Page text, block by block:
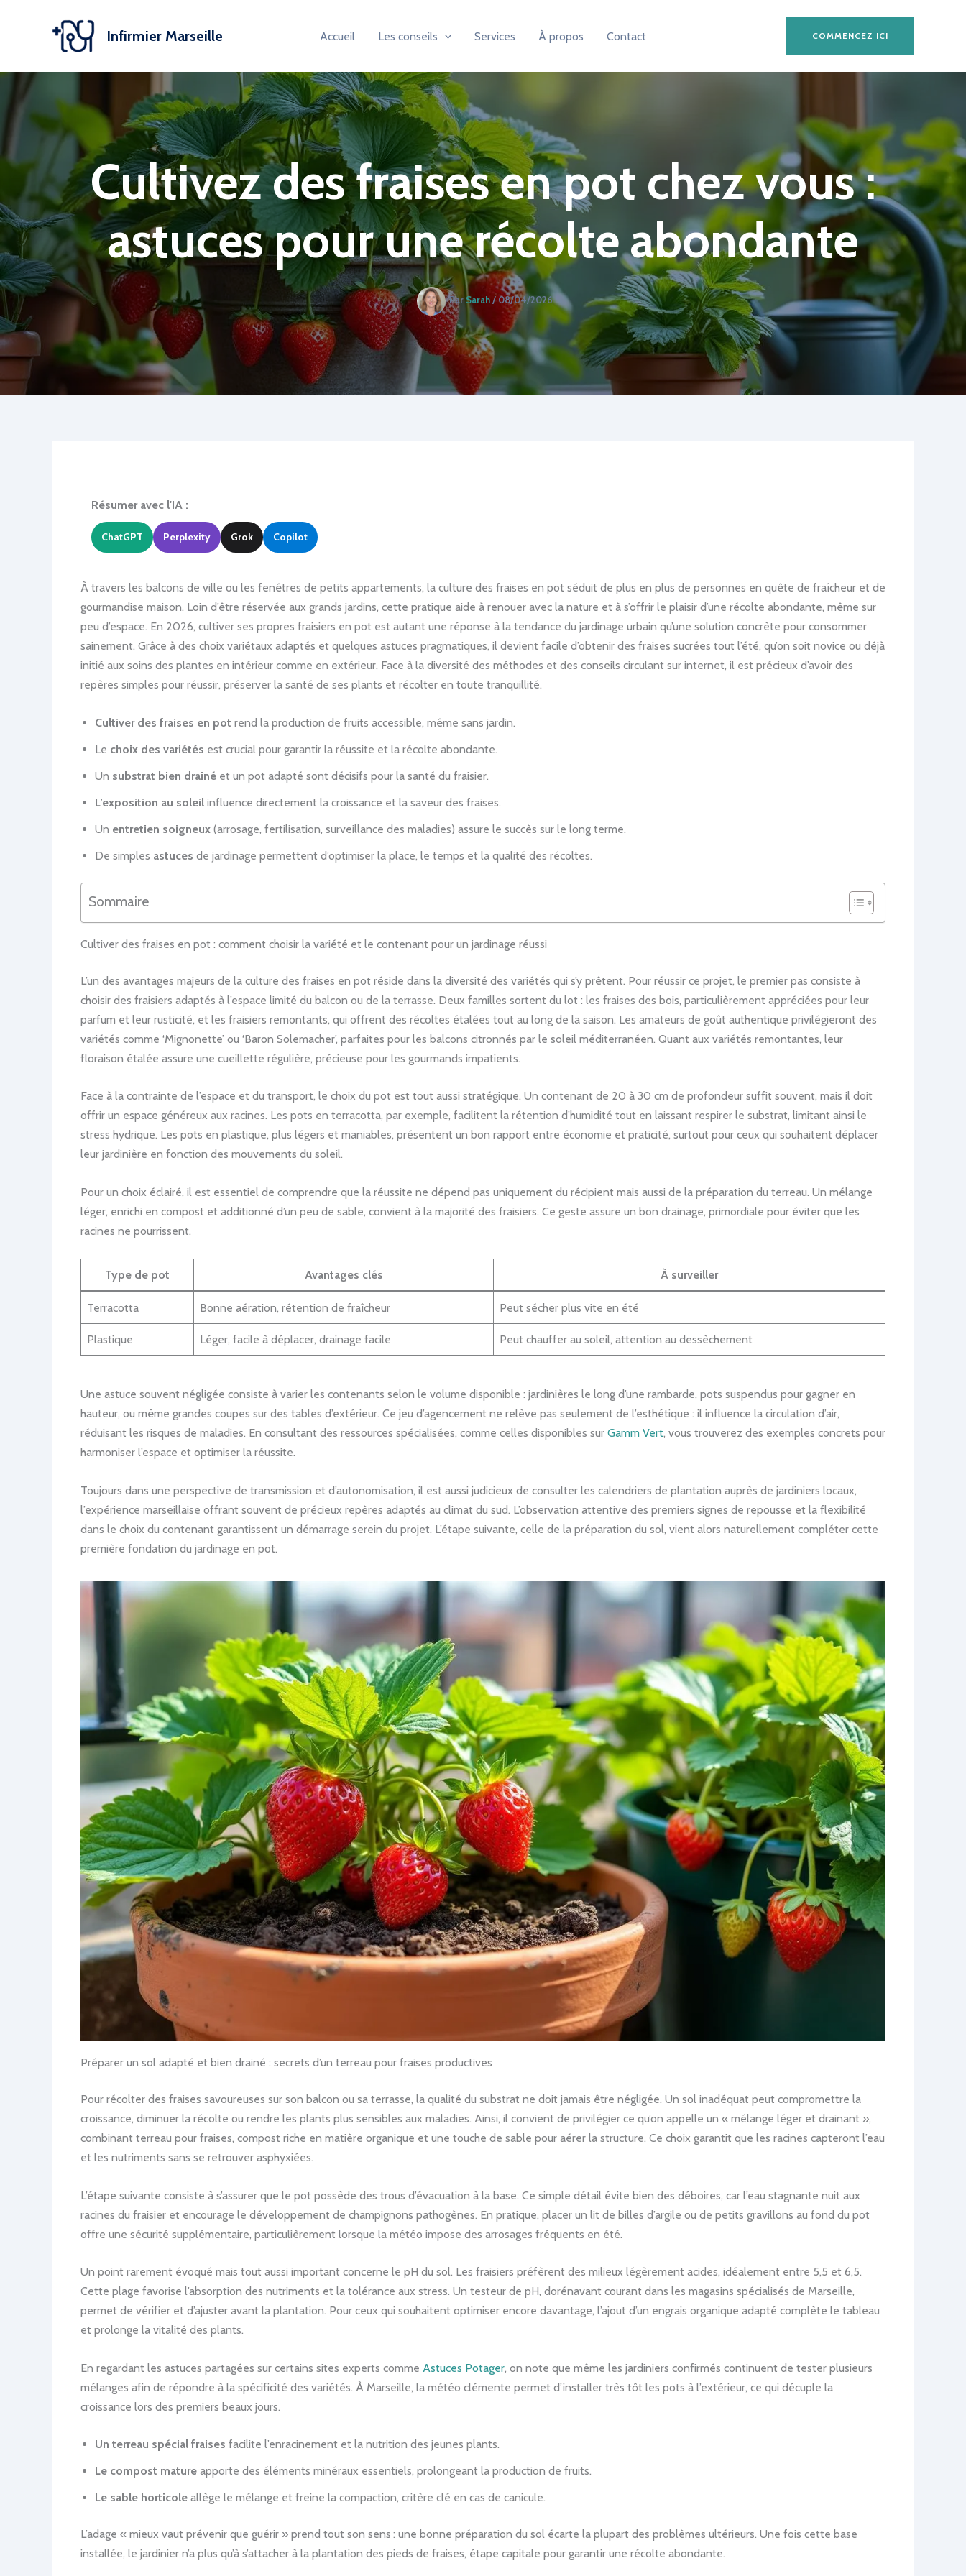
Infirmier Marseille Accueil Les conseils Services À propos Contact COMMENCEZ ICI
Cultivez des fraises en pot chez vous :
astuces pour une récolte abondante
ParSarah/ 08/04/2026
Résumer avec l'IA :
ChatGPT Perplexity Grok Copilot
À travers les balcons de ville ou les fenêtres de petits appartements, la culture des fraises en pot séduit de plus en plus de personnes en quête de fraîcheur et de
gourmandise maison. Loin d’être réservée aux grands jardins, cette pratique aide à renouer avec la nature et à s’offrir le plaisir d’une récolte abondante, même sur
peu d’espace. En 2026, cultiver ses propres fraisiers en pot est autant une réponse à la tendance du jardinage urbain qu’une solution concrète pour consommer
sainement. Grâce à des choix variétaux adaptés et quelques astuces pragmatiques, il devient facile d’obtenir des fraises sucrées tout l’été, qu’on soit novice ou déjà
initié aux soins des plantes en intérieur comme en extérieur. Face à la diversité des méthodes et des conseils circulant sur internet, il est précieux d’avoir des
repères simples pour réussir, préserver la santé de ses plants et récolter en toute tranquillité.
Cultiver des fraises en pot rend la production de fruits accessible, même sans jardin.
Le choix des variétés est crucial pour garantir la réussite et la récolte abondante.
Un substrat bien drainé et un pot adapté sont décisifs pour la santé du fraisier.
L’exposition au soleil influence directement la croissance et la saveur des fraises.
Un entretien soigneux (arrosage, fertilisation, surveillance des maladies) assure le succès sur le long terme.
De simples astuces de jardinage permettent d’optimiser la place, le temps et la qualité des récoltes.
Sommaire
Cultiver des fraises en pot : comment choisir la variété et le contenant pour un jardinage réussi
L’un des avantages majeurs de la culture des fraises en pot réside dans la diversité des variétés qui s’y prêtent. Pour réussir ce projet, le premier pas consiste à
choisir des fraisiers adaptés à l’espace limité du balcon ou de la terrasse. Deux familles sortent du lot : les fraises des bois, particulièrement appréciées pour leur
parfum et leur rusticité, et les fraisiers remontants, qui offrent des récoltes étalées tout au long de la saison. Les amateurs de goût authentique privilégieront des
variétés comme ‘Mignonette’ ou ‘Baron Solemacher’, parfaites pour les balcons citronnés par le soleil méditerranéen. Quant aux variétés remontantes, leur
floraison étalée assure une cueillette régulière, précieuse pour les gourmands impatients.
Face à la contrainte de l’espace et du transport, le choix du pot est tout aussi stratégique. Un contenant de 20 à 30 cm de profondeur suffit souvent, mais il doit
offrir un espace généreux aux racines. Les pots en terracotta, par exemple, facilitent la rétention d’humidité tout en laissant respirer le substrat, limitant ainsi le
stress hydrique. Les pots en plastique, plus légers et maniables, présentent un bon rapport entre économie et praticité, surtout pour ceux qui souhaitent déplacer
leur jardinière en fonction des mouvements du soleil.
Pour un choix éclairé, il est essentiel de comprendre que la réussite ne dépend pas uniquement du récipient mais aussi de la préparation du terreau. Un mélange
léger, enrichi en compost et additionné d’un peu de sable, convient à la majorité des fraisiers. Ce geste assure un bon drainage, primordiale pour éviter que les
racines ne pourrissent.
Type de pot Avantages clés À surveiller
Terracotta Bonne aération, rétention de fraîcheur Peut sécher plus vite en été
Plastique Léger, facile à déplacer, drainage facile Peut chauffer au soleil, attention au dessèchement
Une astuce souvent négligée consiste à varier les contenants selon le volume disponible : jardinières le long d’une rambarde, pots suspendus pour gagner en
hauteur, ou même grandes coupes sur des tables d’extérieur. Ce jeu d’agencement ne relève pas seulement de l’esthétique : il influence la circulation d’air,
réduisant les risques de maladies. En consultant des ressources spécialisées, comme celles disponibles sur Gamm Vert, vous trouverez des exemples concrets pour
harmoniser l’espace et optimiser la réussite.
Toujours dans une perspective de transmission et d’autonomisation, il est aussi judicieux de consulter les calendriers de plantation auprès de jardiniers locaux,
l’expérience marseillaise offrant souvent de précieux repères adaptés au climat du sud. L’observation attentive des premiers signes de repousse et la flexibilité
dans le choix du contenant garantissent un démarrage serein du projet. L’étape suivante, celle de la préparation du sol, vient alors naturellement compléter cette
première fondation du jardinage en pot.
Préparer un sol adapté et bien drainé : secrets d’un terreau pour fraises productives
Pour récolter des fraises savoureuses sur son balcon ou sa terrasse, la qualité du substrat ne doit jamais être négligée. Un sol inadéquat peut compromettre la
croissance, diminuer la récolte ou rendre les plants plus sensibles aux maladies. Ainsi, il convient de privilégier ce qu’on appelle un « mélange léger et drainant »,
combinant terreau pour fraises, compost riche en matière organique et une touche de sable pour aérer la structure. Ce choix garantit que les racines capteront l’eau
et les nutriments sans se retrouver asphyxiées.
L’étape suivante consiste à s’assurer que le pot possède des trous d’évacuation à la base. Ce simple détail évite bien des déboires, car l’eau stagnante nuit aux
racines du fraisier et encourage le développement de champignons pathogènes. En pratique, placer un lit de billes d’argile ou de petits gravillons au fond du pot
offre une sécurité supplémentaire, particulièrement lorsque la météo impose des arrosages fréquents en été.
Un point rarement évoqué mais tout aussi important concerne le pH du sol. Les fraisiers préfèrent des milieux légèrement acides, idéalement entre 5,5 et 6,5.
Cette plage favorise l’absorption des nutriments et la tolérance aux stress. Un testeur de pH, dorénavant courant dans les magasins spécialisés de Marseille,
permet de vérifier et d’ajuster avant la plantation. Pour ceux qui souhaitent optimiser encore davantage, l’ajout d’un engrais organique adapté complète le tableau
et prolonge la vitalité des plants.
En regardant les astuces partagées sur certains sites experts comme Astuces Potager, on note que même les jardiniers confirmés continuent de tester plusieurs
mélanges afin de répondre à la spécificité des variétés. À Marseille, la météo clémente permet d’installer très tôt les pots à l’extérieur, ce qui décuple la
croissance lors des premiers beaux jours.
Un terreau spécial fraises facilite l’enracinement et la nutrition des jeunes plants.
Le compost mature apporte des éléments minéraux essentiels, prolongeant la production de fruits.
Le sable horticole allège le mélange et freine la compaction, critère clé en cas de canicule.
L’adage « mieux vaut prévenir que guérir » prend tout son sens : une bonne préparation du sol écarte la plupart des problèmes ultérieurs. Une fois cette base
installée, le jardinier n’a plus qu’à s’attacher à la plantation des pieds de fraises, étape capitale pour garantir une récolte abondante.